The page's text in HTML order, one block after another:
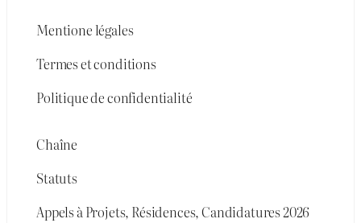
Mentione légales
Termes et conditions
Politique de confidentialité
Chaîne
Statuts
Appels à Projets, Résidences, Candidatures 2026